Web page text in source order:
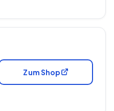
Zum Shop